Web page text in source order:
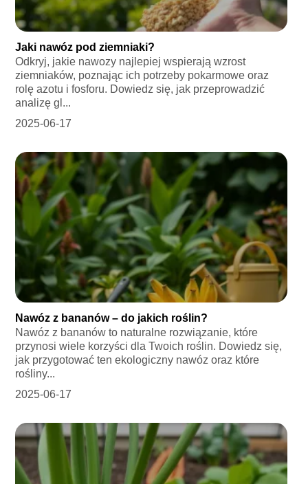
Jaki nawóz pod ziemniaki?
Odkryj, jakie nawozy najlepiej wspierają wzrost
ziemniaków, poznając ich potrzeby pokarmowe oraz
rolę azotu i fosforu. Dowiedz się, jak przeprowadzić
analizę gl...
2025-06-17
Nawóz z bananów – do jakich roślin?
Nawóz z bananów to naturalne rozwiązanie, które
przynosi wiele korzyści dla Twoich roślin. Dowiedz się,
jak przygotować ten ekologiczny nawóz oraz które
rośliny...
2025-06-17